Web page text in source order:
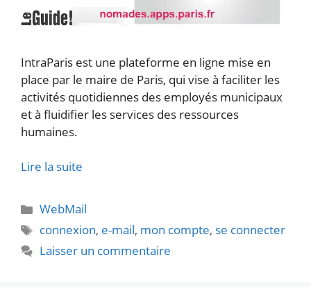
IntraParis est une plateforme en ligne mise en
place par le maire de Paris, qui vise à faciliter les
activités quotidiennes des employés municipaux
et à fluidifier les services des ressources
humaines.
Lire la suite
Catégories
WebMail
Étiquettes
connexion, e-mail, mon compte, se connecter
Laisser un commentaire